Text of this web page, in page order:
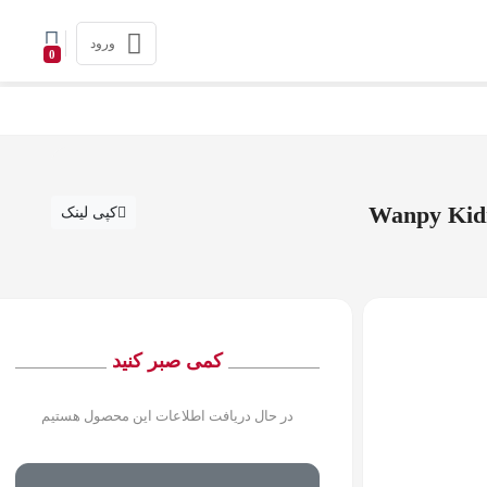
0
ورود
کپی لینک
کمی صبر کنید
در حال دریافت اطلاعات این محصول هستیم